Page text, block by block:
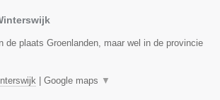
de plaats Groenlanden, maar wel in de provincie
| Google maps ▼